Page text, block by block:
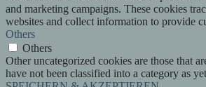
and marketing campaigns. These cookies
websites and collect information to provide
Others
Others
Other uncategorized cookies are those that
have not been classified into a category as